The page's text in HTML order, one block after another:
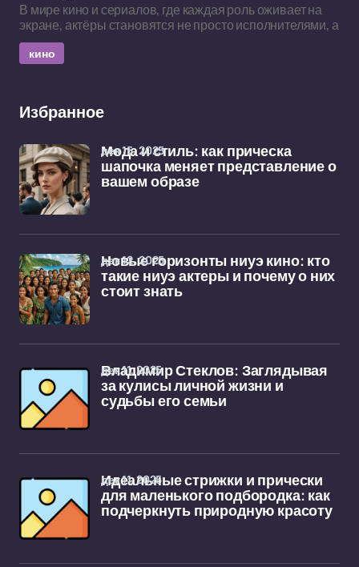
В мире кино и сериалов, где каждая роль оживает на
экране, актёры становятся не просто исполнителями, а
кино
Избранное
Мода и стиль: как прическа
шапочка меняет представление о
вашем образе
дек 15, 2025
Новые горизонты ниуэ кино: кто
такие ниуэ актеры и почему о них
стоит знать
дек 12, 2025
Владимир Стеклов: Заглядывая
за кулисы личной жизни и
судьбы его семьи
дек 11, 2025
Идеальные стрижки и прически
для маленького подбородка: как
подчеркнуть природную красоту
дек 11, 2025